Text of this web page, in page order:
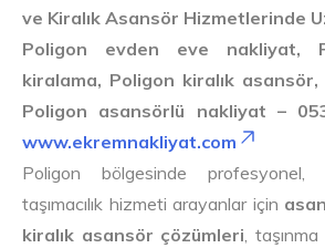
ve Kiralık Asansör Hizmetlerinde
Poligon evden eve nakliyat,
kiralama, Poligon kiralık
Poligon asansörlü nakliyat –
www.ekremnakliyat.com
Poligon bölgesinde profesyonel,
taşımacılık hizmeti arayanlar için
kiralık asansör çözümleri,